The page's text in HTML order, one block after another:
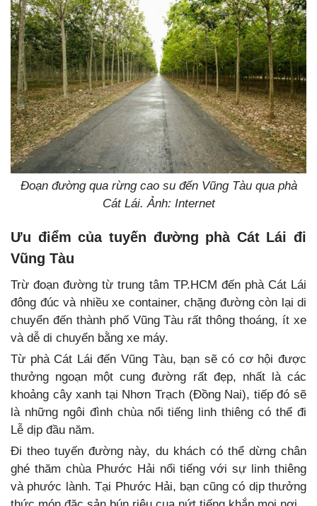
Đoạn đường qua rừng cao su đến Vũng Tàu qua phà
Cát Lái. Ảnh: Internet
Ưu điểm của tuyến đường phà Cát Lái đi
Vũng Tàu
Trừ đoạn đường từ trung tâm TP.HCM đến phà Cát Lái
đông đúc và nhiều xe container, chặng đường còn lại di
chuyển đến thành phố Vũng Tàu rất thông thoáng, ít xe
và dễ di chuyển bằng xe máy.
Từ phà Cát Lái đến Vũng Tàu, bạn sẽ có cơ hội được
thưởng ngoạn một cung đường rất đẹp, nhất là các
khoảng cây xanh tại Nhơn Trạch (Đồng Nai), tiếp đó sẽ
là những ngôi đình chùa nổi tiếng linh thiêng có thể đi
Lễ dịp đầu năm.
Đi theo tuyến đường này, du khách có thể dừng chân
ghé thăm chùa Phước Hải nổi tiếng với sự linh thiêng
và phước lành. Tại Phước Hải, bạn cũng có dịp thưởng